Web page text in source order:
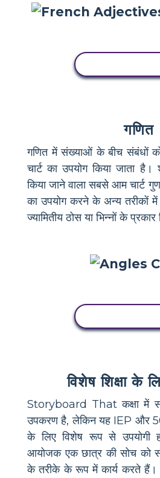
गणित
गणित में संख्याओं के बीच संबंधों
चार्ट का उपयोग किया जाता
किया जाने वाला सबसे आम चार्ट
का उपयोग करने के अन्य तरीकों में
ज्यामितीय ठोस या भिन्नों के
विशेष शिक्षा के
Storyboard That कक्षा में
उपकरण है, लेकिन यह IEP और
के लिए विशेष रूप से उपयोगी
आयोजक एक छात्र की सोच को
के तरीके के रूप में कार्य करते हैं।